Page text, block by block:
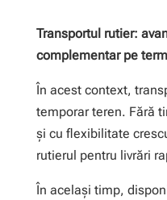
Transportul rutier:
complementar pe
În acest context,
temporar teren. Fără
și cu flexibilitate
rutierul pentru livrări
În același timp,